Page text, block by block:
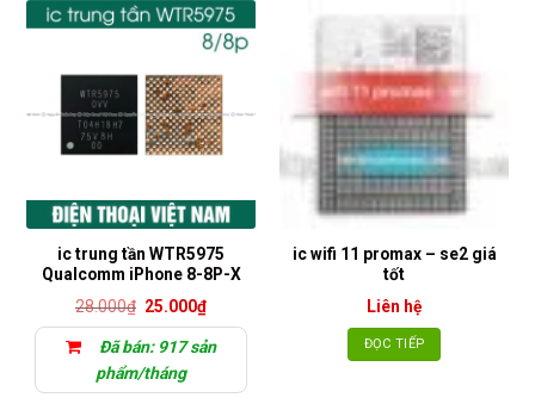
ic trung tần WTR5975
Qualcomm iPhone 8-8P-X
28.000₫ Giá
28.000₫.
25.000₫Giá
tại
là:
Đã bán: 917 sản
phẩm/tháng
ic wifi 11 promax – se2 giá
tốt
Liên hệ
ĐỌC TIẾP